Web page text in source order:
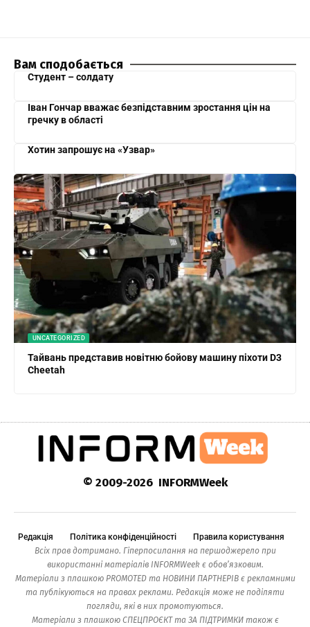
Вам сподобається
Студент – солдату
Іван Гончар вважає безпідставним зростання цін на
гречку в області
Хотин запрошує на «Узвар»
UNCATEGORIZED
Тайвань представив новітню бойову машину піхоти D3
Cheetah
© 2009-2026 INFORMWeek
Редакція Політика конфіденційності
Правила користування
Всіх прав дотримано. Гіперпосилання на першоджерело при
використанні матеріалів INFORMWeek є обов’язковим.
Матеріали з плашкою PROMOTED та НОВИНИ ПАРТНЕРІВ є рекламними
та публікуються на правах реклами. Редакція може не поділяти
погляди, які в них промотуються.
Матеріали з плашкою СПЕЦПРОЄКТ та ЗА ПІДТРИМКИ також є